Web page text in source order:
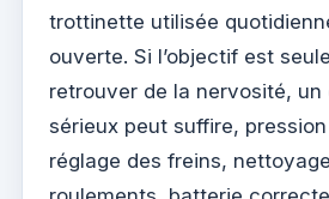
trottinette utilisée
ouverte. Si l’objectif est
retrouver de la nervosité, un
sérieux peut suffire,
réglage des freins,